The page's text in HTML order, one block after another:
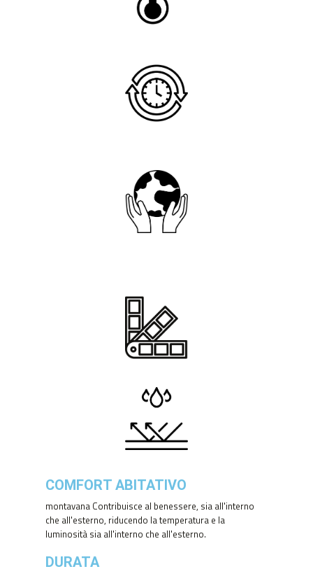
COMFORT ABITATIVO
montavana Contribuisce al benessere, sia all'interno
che all'esterno, riducendo la temperatura e la
luminosità sia all'interno che all'esterno.
DURATA